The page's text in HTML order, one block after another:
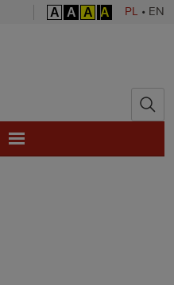
A A A A PL • EN
Politechnika